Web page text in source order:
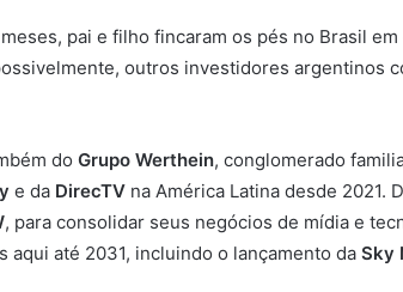
pai e filho fincaram os pés no Brasil
outros investidores argentinos
do Grupo Werthein, conglomerado
e da DirecTV na América Latina desde 2021.
, para consolidar seus negócios de mídia e
aqui até 2031, incluindo o lançamento da Sky